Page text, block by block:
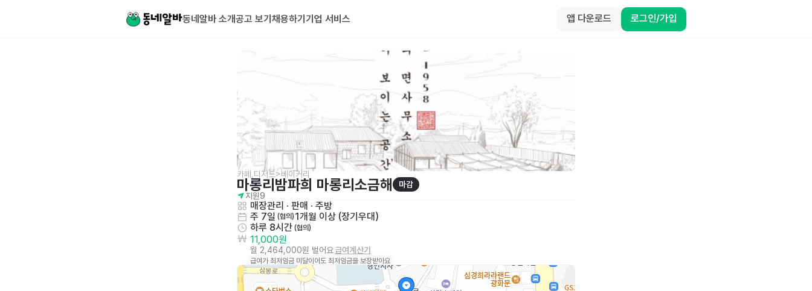
동네알바 소개공고 보기 채용하기 기업 서비스 앱 다운로드 로그인/가입
카페,디저트>베이커리
마롱리밤파희 마롱리소금해
마감
지원9
매장관리 · 판매 · 주방
주 7일 (협의) 1개월 이상 (장기우대)
하루 8시간 (협의)
11,000원
월 2,464,000원 벌어요급여계산기
급여가 최저임금 미달이어도 최저임금을 보장받아요